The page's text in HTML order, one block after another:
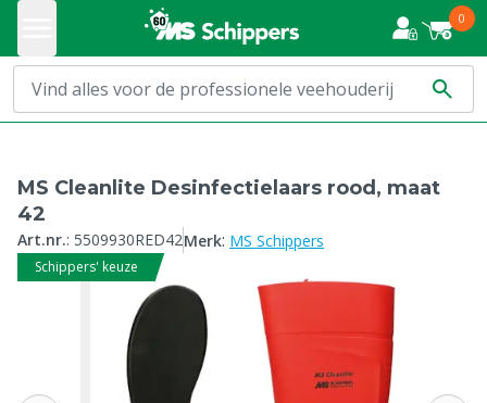
0
MS Cleanlite Desinfectielaars rood, maat
42
Art.nr.: 5509930RED42Merk: MS Schippers
Schippers' keuze